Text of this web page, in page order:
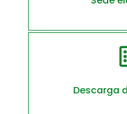
Descarga